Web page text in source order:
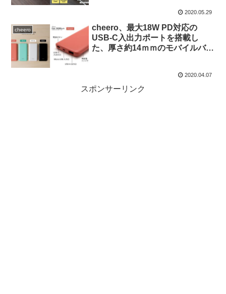
2020.05.29
cheero
cheero、最大18W PD対応の
USB-C入出力ポートを搭載し
た、厚さ約14ｍｍのモバイルバッ
2020.04.07
スポンサーリンク